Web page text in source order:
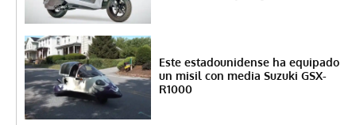
Este estadounidense ha equipado
un misil con media Suzuki GSX-
R1000